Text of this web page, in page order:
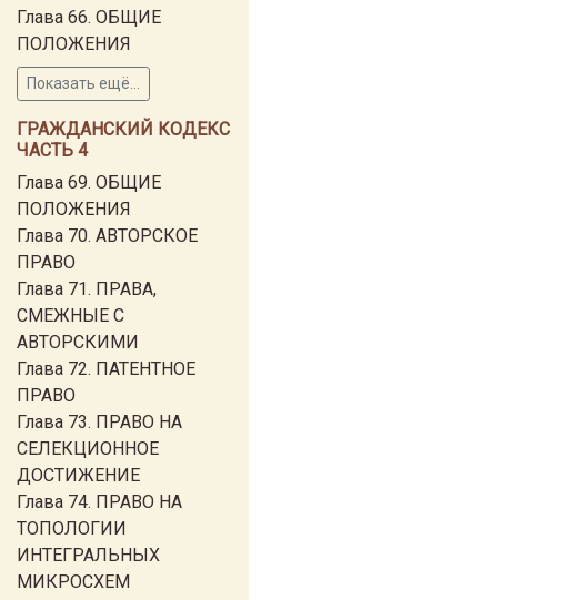
Глава 66. ОБЩИЕ
ПОЛОЖЕНИЯ
Показать ещё...
ГРАЖДАНСКИЙ КОДЕКС
ЧАСТЬ 4
Глава 69. ОБЩИЕ
ПОЛОЖЕНИЯ
Глава 70. АВТОРСКОЕ
ПРАВО
Глава 71. ПРАВА,
СМЕЖНЫЕ С
АВТОРСКИМИ
Глава 72. ПАТЕНТНОЕ
ПРАВО
Глава 73. ПРАВО НА
СЕЛЕКЦИОННОЕ
ДОСТИЖЕНИЕ
Глава 74. ПРАВО НА
ТОПОЛОГИИ
ИНТЕГРАЛЬНЫХ
МИКРОСХЕМ